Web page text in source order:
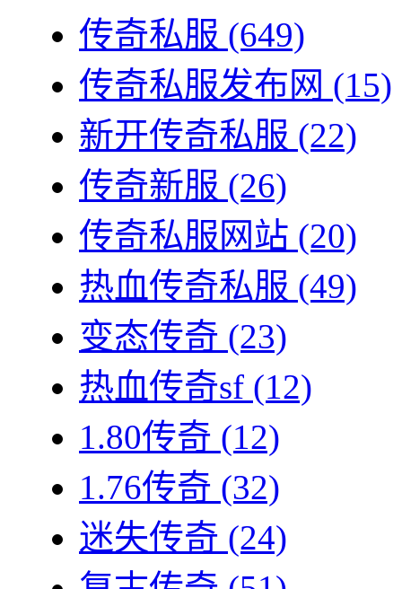
传奇私服 (649)
传奇私服发布网 (15)
新开传奇私服 (22)
传奇新服 (26)
传奇私服网站 (20)
热血传奇私服 (49)
变态传奇 (23)
热血传奇sf (12)
1.80传奇 (12)
1.76传奇 (32)
迷失传奇 (24)